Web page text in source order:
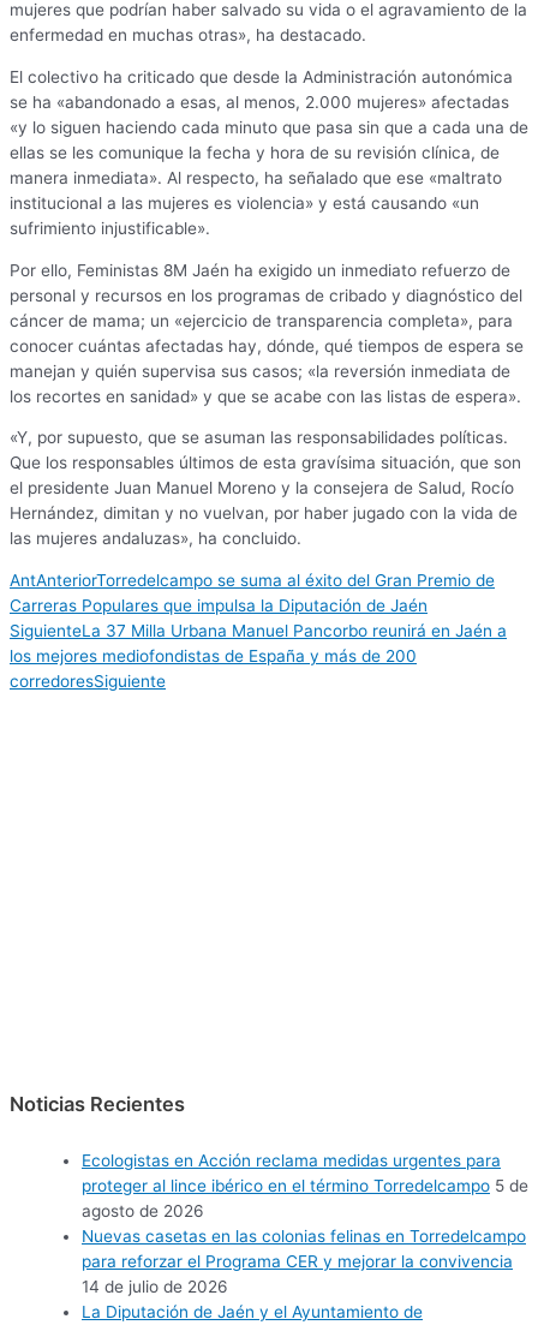
mujeres que podrían haber salvado su vida o el agravamiento de la
enfermedad en muchas otras», ha destacado.
El colectivo ha criticado que desde la Administración autonómica
se ha «abandonado a esas, al menos, 2.000 mujeres» afectadas
«y lo siguen haciendo cada minuto que pasa sin que a cada una de
ellas se les comunique la fecha y hora de su revisión clínica, de
manera inmediata». Al respecto, ha señalado que ese «maltrato
institucional a las mujeres es violencia» y está causando «un
sufrimiento injustificable».
Por ello, Feministas 8M Jaén ha exigido un inmediato refuerzo de
personal y recursos en los programas de cribado y diagnóstico del
cáncer de mama; un «ejercicio de transparencia completa», para
conocer cuántas afectadas hay, dónde, qué tiempos de espera se
manejan y quién supervisa sus casos; «la reversión inmediata de
los recortes en sanidad» y que se acabe con las listas de espera».
«Y, por supuesto, que se asuman las responsabilidades políticas.
Que los responsables últimos de esta gravísima situación, que son
el presidente Juan Manuel Moreno y la consejera de Salud, Rocío
Hernández, dimitan y no vuelvan, por haber jugado con la vida de
las mujeres andaluzas», ha concluido.
AntAnteriorTorredelcampo se suma al éxito del Gran Premio de
Carreras Populares que impulsa la Diputación de Jaén
SiguienteLa 37 Milla Urbana Manuel Pancorbo reunirá en Jaén a
los mejores mediofondistas de España y más de 200
corredoresSiguiente
Noticias Recientes
Ecologistas en Acción reclama medidas urgentes para
proteger al lince ibérico en el término Torredelcampo 5 de
agosto de 2026
Nuevas casetas en las colonias felinas en Torredelcampo
para reforzar el Programa CER y mejorar la convivencia
14 de julio de 2026
La Diputación de Jaén y el Ayuntamiento de